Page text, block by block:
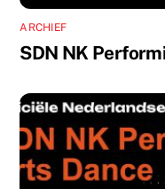
ARCHIEF
SDN NK